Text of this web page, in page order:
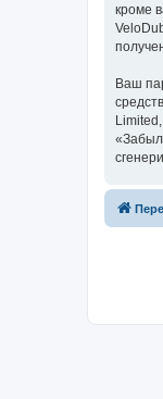
кроме
Ваш